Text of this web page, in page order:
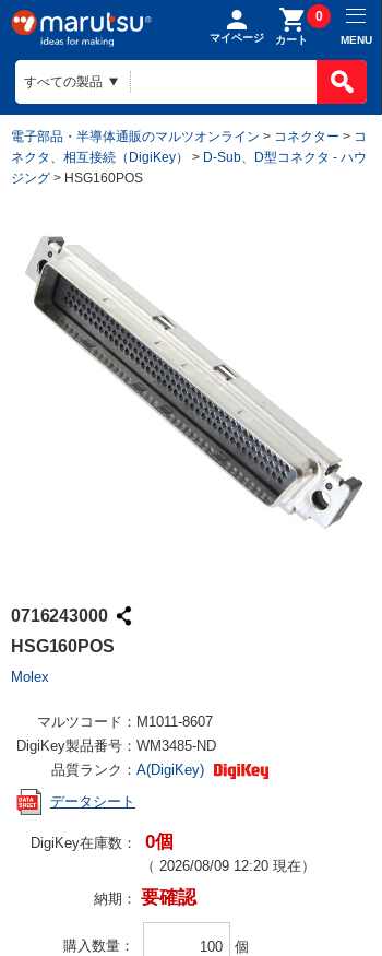
マイページ カート
0
MENU
電子部品・半導体通販のマルツオンライン > コネクター > コ
ネクタ、相互接続（DigiKey）
> D-Sub、D型コネクタ - ハウ
ジング > HSG160POS
0716243000
HSG160POS
Molex
マルツコード： M1011-8607
DigiKey製品番号： WM3485-ND
品質ランク： A(DigiKey)
データシート
DigiKey在庫数： 0個
（ 2026/08/09 12:20 現在）
納期： 要確認
購入数量 個